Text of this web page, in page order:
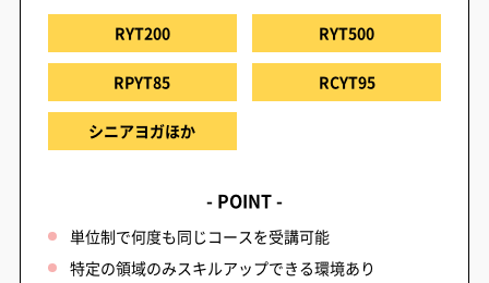
RYT200 RYT500
RPYT85 RCYT95
シニアヨガほか
- POINT -
単位制で何度も同じコースを受講可能
特定の領域のみスキルアップできる環境あり